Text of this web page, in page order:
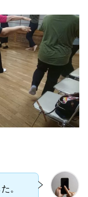
。